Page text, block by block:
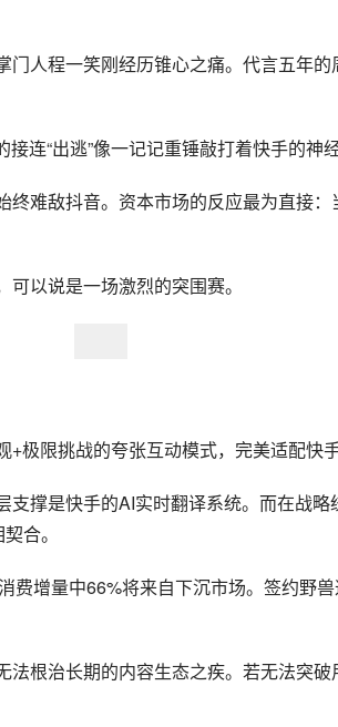
门人程一笑刚经历锥心之痛。代言五年
“出逃”像一记记重锤敲打着快手的神经
难敌抖音。资本市场的反应最为直接
以说是一场激烈的突围赛。
极限挑战的夸张互动模式，完美适配快
撑是快手的AI实时翻译系统。而在战
合。
费增量中66%将来自下沉市场。签约野
根治长期的内容生态之疾。若无法突